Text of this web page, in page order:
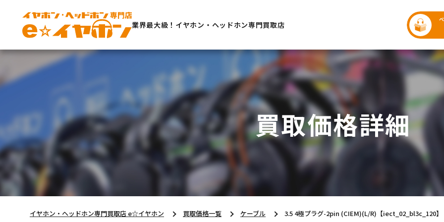
業界最大級！イヤホン・ヘッドホン専門買取店
買取価格詳細
イヤホン・ヘッドホン専門買取店 e☆イヤホン 買取価格一覧 ケーブル 3.5 4極プラグ-2pin (CIEM)(L/R)【iect_02_bl3c_120】